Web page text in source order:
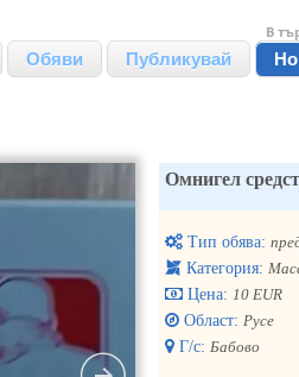
Обяви Публикувай
В
Омнигел
Тип обява:
Категория:
Цена: 10 EUR
Област: Русе
Г/с: Бабово